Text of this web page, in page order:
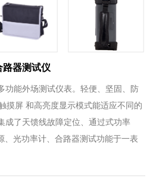
器测试仪
功能外场测试仪表。轻便、坚固、防
摸屏 和高亮度显示模式能适应不同的
成了天馈线故障定位、通过式功率
、光功率计、合路器测试功能于一表